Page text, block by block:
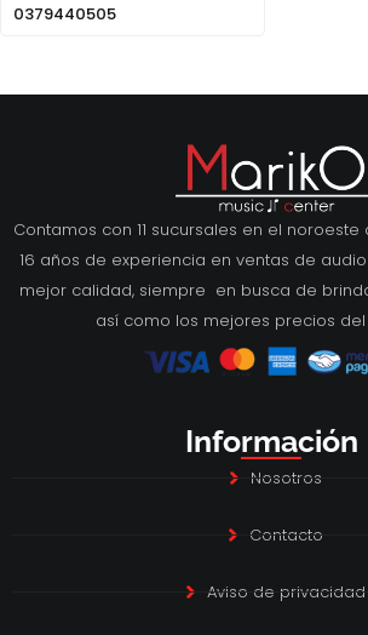
0379440505
Contamos con 11 sucursales en el
16 años de experiencia en ventas de
mejor calidad, siempre en busca de
así como los mejores precios
Información
Nosotros
Contacto
Aviso de privacidad